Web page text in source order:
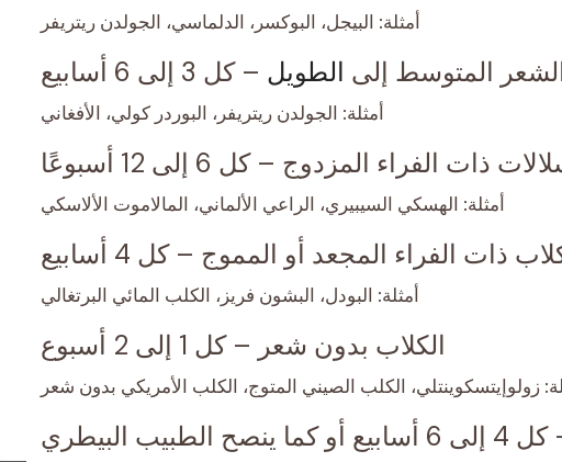
أمثلة: البيجل، البوكسر، الدلماسي، الجولدن ريتريفر
المتوسط إلى الطويل – كل 3 إلى 6 أسابيع
أمثلة: الجولدن ريتريفر، البوردر كولي، الأفغاني
ذات الفراء المزدوج – كل 6 إلى 12 أسبوعًا
أمثلة: الهسكي السيبيري، الراعي الألماني، المالاموت الألاسكي
ذات الفراء المجعد أو المموج – كل 4 أسابيع
أمثلة: البودل، البشون فريز، الكلب المائي البرتغالي
الكلاب بدون شعر – كل 1 إلى 2 أسبوع
زولوإيتسكوينتلي، الكلب الصيني المتوج، الكلب الأمريكي بدون شعر